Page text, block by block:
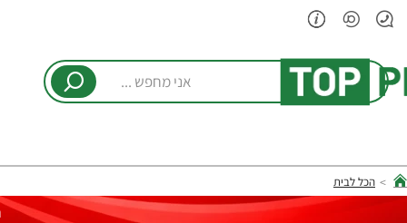
מחפש
home
הכל לבית